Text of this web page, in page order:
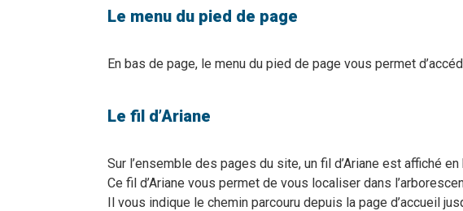
Le menu du pied de page
En bas de page, le menu du pied de page vous permet
Le fil d’Ariane
Sur l’ensemble des pages du site, un fil d’Ariane est affiché
Ce fil d’Ariane vous permet de vous localiser dans
Il vous indique le chemin parcouru depuis la page d’accueil